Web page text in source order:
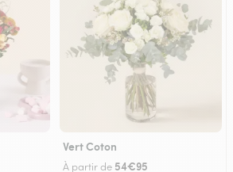
Vert Coton
À partir de 54€95